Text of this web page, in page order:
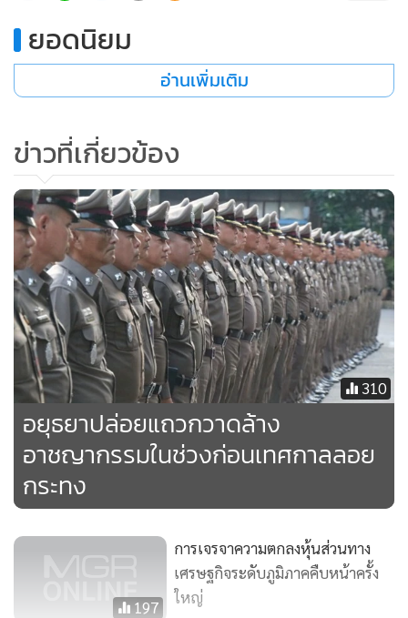
มีความแข็งแกร่ง ที่จะใช้เครื่องมือดังกล่าวได้
ยอดนิยม
อ่านเพิ่มเติม
ข่าวที่เกี่ยวข้อง
310
อยุธยาปล่อยแถวกวาดล้าง
อาชญากรรมในช่วงก่อนเทศกาลลอย
กระทง
197
การเจรจาความตกลงหุ้นส่วนทาง
เศรษฐกิจระดับภูมิภาคคืบหน้าครั้ง
ใหญ่